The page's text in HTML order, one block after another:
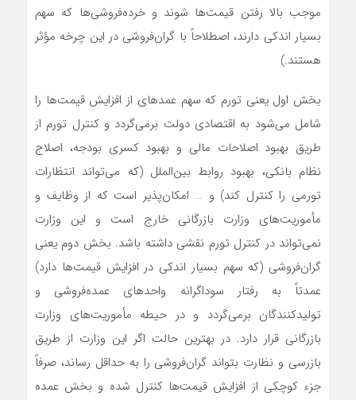
موجب بالا رفتن قیمت‌ها شوند و خرده‌فروشی‌ها که سهم
بسیار اندکی دارند، اصطلاحاً با گران‌فروشی در این چرخه مؤثر
هستند.)
بخش اول یعنی تورم که سهم عمدهای از افزایش قیمت‌ها را
شامل می‌شود به اقتصادی دولت برمی‌گردد و کنترل تورم از
طریق بهبود اصلاحات مالی و بهبود کسری بودجه، اصلاح
نظام بانکی، بهبود روابط بین‌الملل (که می‌تواند انتظارات
تورمی را کنترل کند) و … امکان‌پذیر است که از وظایف و
مأموریت‌های وزارت بازرگانی خارج است و این وزارت
نمی‌تواند در کنترل تورم نقشی داشته باشد. بخش دوم یعنی
گران‌فروشی (که سهم بسیار اندکی در افزایش قیمت‌ها دارد)
عمدتاً به رفتار سوداگرانه واحدهای عمده‌فروشی و
تولیدکنندگان برمی‌گردد و در حیطه مأموریت‌های وزارت
بازرگانی قرار دارد. در بهترین حالت اگر این وزارت از طریق
بازرسی و نظارت بتواند گران‌فروشی را به حداقل رساند، صرفاً
جزء کوچکی از افزایش قیمت‌ها کنترل شده و بخش عمده